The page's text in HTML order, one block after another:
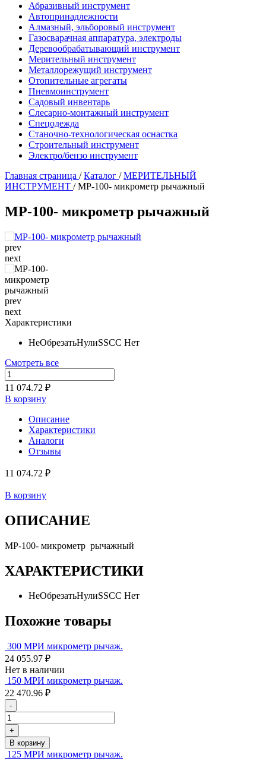
Абразивный инструмент
Автопринадлежности
Алмазный, эльборовый инструмент
Газосварачная аппаратура, электроды
Деревообрабатывающий инструмент
Мерительный инструмент
Металлорежущий инструмент
Отопительные агрегаты
Пневмоинструмент
Садовый инвентарь
Слесарно-монтажный инструмент
Спецодежда
Станочно-технологическая оснастка
Строительный инструмент
Электро/бензо инструмент
Главная страница / Каталог / МЕРИТЕЛЬНЫЙ
ИНСТРУМЕНТ /МР-100- микрометр рычажный
МР-100- микрометр рычажный
prev
next
prev
next
Характеристики
НеОбрезатьНулиSSCC Нет
Смотреть все
11 074.72 ₽
В корзину
Описание
Характеристики
Аналоги
Отзывы
11 074.72 ₽
В корзину
ОПИСАНИЕ
МР-100- микрометр рычажный
ХАРАКТЕРИСТИКИ
НеОбрезатьНулиSSCC Нет
Похожие товары
300 МРИ микрометр рычаж.
24 055.97 ₽
Нет в наличии
150 МРИ микрометр рычаж.
22 470.96 ₽
-
+
В корзину
125 МРИ микрометр рычаж.